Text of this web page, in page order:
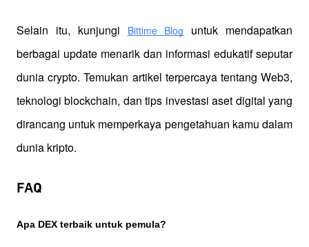
Selain itu, kunjungi Bittime Blog
untuk mendapatkan
berbagai update menarik dan informasi edukatif seputar
dunia crypto. Temukan artikel terpercaya tentang Web3,
teknologi blockchain, dan tips investasi aset digital yang
dirancang untuk memperkaya pengetahuan kamu dalam
dunia kripto.
FAQ
Apa DEX terbaik untuk pemula?